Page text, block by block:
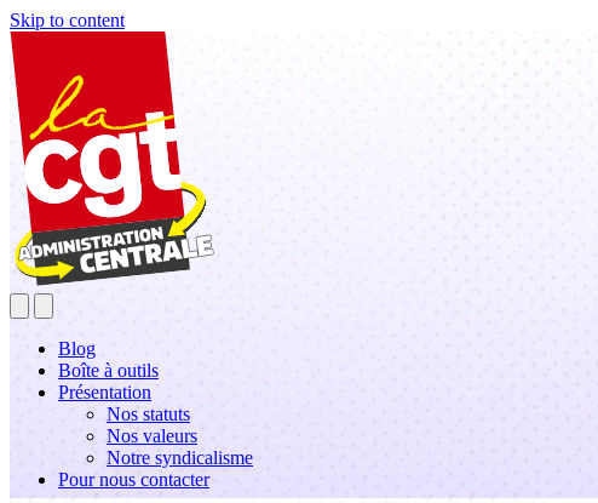
Skip to content
Blog
Boîte à outils
Présentation
Nos statuts
Nos valeurs
Notre syndicalisme
Pour nous contacter